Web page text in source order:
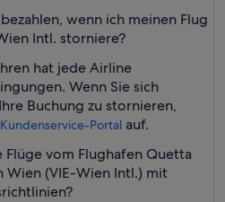
wenn ich meinen Flug
Intl. storniere?
hat jede Airline
Wenn Sie sich
Buchung zu stornieren,
Kundenservice-Portal auf.
vom Flughafen Quetta
Wien (VIE-Wien Intl.) mit